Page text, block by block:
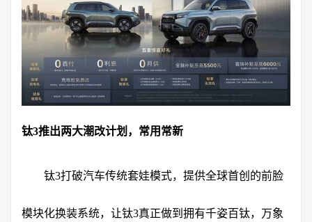
钛3推出两大潮改计划，常用常新
钛3打破汽车传统套娃模式，提供全球首创的前脸
模块化换装系统，让钛3真正做到拥有千姿百钛，万象